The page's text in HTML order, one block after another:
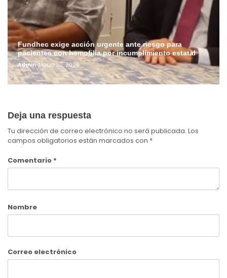
Fundhec exige acción urgente ante riesgo para
pacientes con hemofilia por incumplimiento estatal
Admin Marzo 20, 2026
Deja una respuesta
Tu dirección de correo electrónico no será publicada. Los
campos obligatorios están marcados con *
Comentario *
Nombre
Correo electrónico